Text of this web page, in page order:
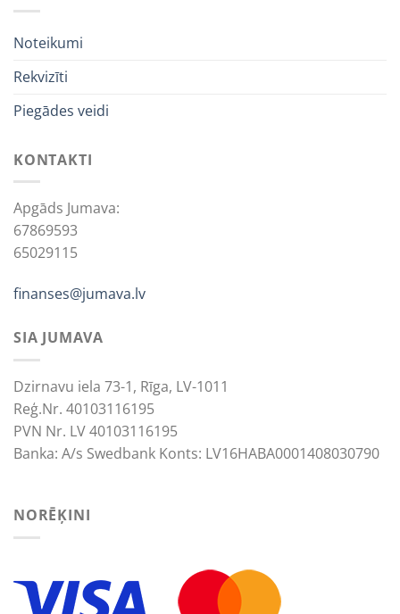
Noteikumi
Rekvizīti
Piegādes veidi
KONTAKTI
Apgāds Jumava:
67869593
65029115
finanses@jumava.lv
SIA JUMAVA
Dzirnavu iela 73-1, Rīga, LV-1011
Reģ.Nr. 40103116195
PVN Nr. LV 40103116195
Banka: A/s Swedbank Konts: LV16HABA0001408030790
NORĒĶINI